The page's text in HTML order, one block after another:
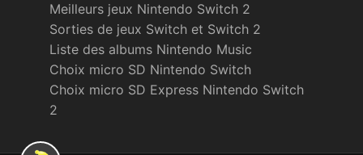
Meilleurs jeux Nintendo Switch 2
Sorties de jeux Switch et Switch 2
Liste des albums Nintendo Music
Choix micro SD Nintendo Switch
Choix micro SD Express Nintendo Switch
2